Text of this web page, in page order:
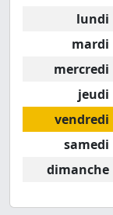
lundi
mardi
mercredi
jeudi
vendredi
samedi
dimanche